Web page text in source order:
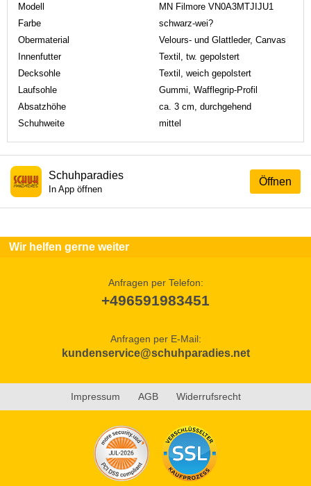
Modell
MN Filmore VN0A3MTJIJU1
Farbe
schwarz-wei?
Obermaterial
Velours- und Glattleder, Canvas
Innenfutter
Textil, tw. gepolstert
Decksohle
Textil, weich gepolstert
Laufsohle
Gummi, Wafflegrip-Profil
Absatzhöhe
ca. 3 cm, durchgehend
Schuhweite
mittel
Öffnen
Schuhparadies
In App öffnen
Wir helfen gerne weiter
Anfragen per Telefon:
+496591983451
Anfragen per E-Mail:
kundenservice@schuhparadies.net
Impressum AGB Widerrufsrecht